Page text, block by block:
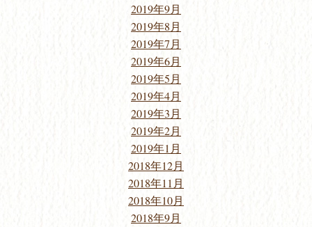
2019年9月
2019年8月
2019年7月
2019年6月
2019年5月
2019年4月
2019年3月
2019年2月
2019年1月
2018年12月
2018年11月
2018年10月
2018年9月